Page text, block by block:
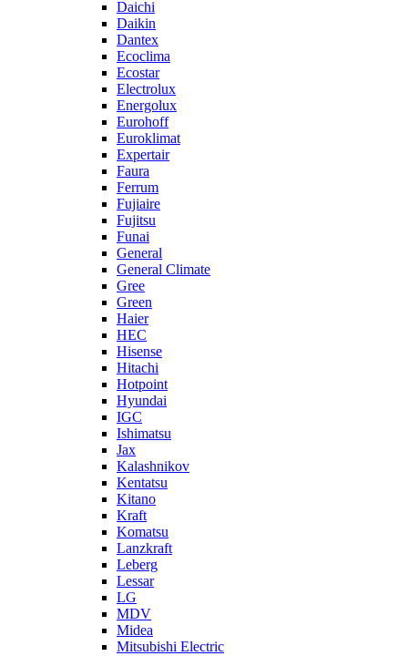
Daichi
Daikin
Dantex
Ecoclima
Ecostar
Electrolux
Energolux
Eurohoff
Euroklimat
Expertair
Faura
Ferrum
Fujiaire
Fujitsu
Funai
General
General Climate
Gree
Green
Haier
HEC
Hisense
Hitachi
Hotpoint
Hyundai
IGC
Ishimatsu
Jax
Kalashnikov
Kentatsu
Kitano
Kraft
Komatsu
Lanzkraft
Leberg
Lessar
LG
MDV
Midea
Mitsubishi Electric